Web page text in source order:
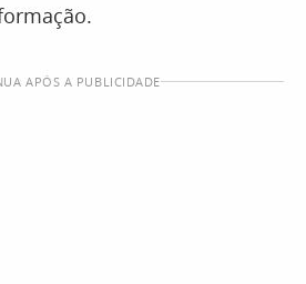
APÓS A PUBLICIDADE